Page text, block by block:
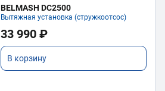
BELMASH DC2500
Вытяжная установка (стружкоотсос)
33 990 ₽
В корзину